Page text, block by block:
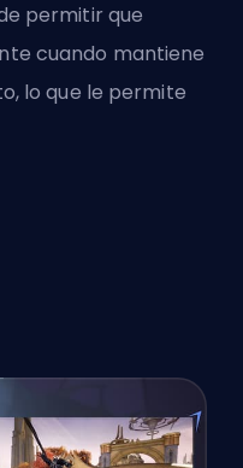
permitir que
cuando mantiene
lo que le permite